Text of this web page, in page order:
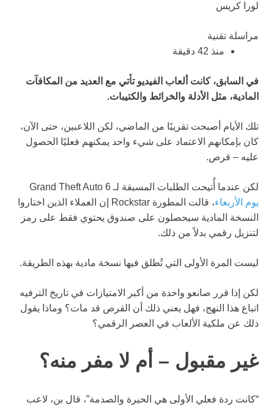
لورا كريس
مراسلة تقنية
منذ 42 دقيقة
في السابق، كانت ألعاب الفيديو تأتي مع العديد من المكافآت
المادية، مثل الأدلة والخرائط والكتيبات.
تلك الأيام أصبحت تقريبًا من الماضي، لكن اللاعبين، حتى الآن،
كان بإمكانهم الاعتماد على شيء واحد يمكنهم فعليًا الحصول
عليه – قرص.
لكن عندما أُتيحت الطلبات المسبقة لـ Grand Theft Auto 6
يوم الأربعاء
، قالت المطورة Rockstar إن العملاء الذين اختاروا
النسخة المادية سيحصلون على صندوق يحتوي فقط على رمز
لتنزيل رقمي بدلاً من ذلك.
ليست المرة الأولى التي تُطلق فيها نسخة مادية بهذه الطريقة.
لكن إذا قرر صانعو واحدة من أكبر الامتيازات في تاريخ الترفيه
اتباع هذا النهج، فهل يعني ذلك أن القرص قد مات؟ وماذا يقول
ذلك عن ملكية الألعاب في العصر الرقمي؟
غير مقبول – أم لا مفر منه؟
“كانت ردة فعلي الأولى هي الحيرة والصدمة”، قال بن، لاعب